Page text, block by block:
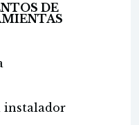
DE
instalador